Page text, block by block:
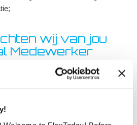
wij van jou
Medewerker
over te leren;